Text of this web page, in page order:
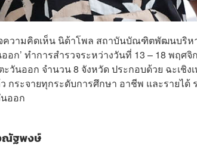
วามคิดเห็น นิด้าโพล สถาบันบัณฑิตพัฒนบริหา
ออก’ ทำการสำรวจระหว่างวันที่ 13 – 18 พฤ
วันออก จำนวน 8 จังหวัด ประกอบด้วย ฉะเชิง
กระจายทุกระดับการศึกษา อาชีพ และรายได้
ออก
ณัฐพงษ์